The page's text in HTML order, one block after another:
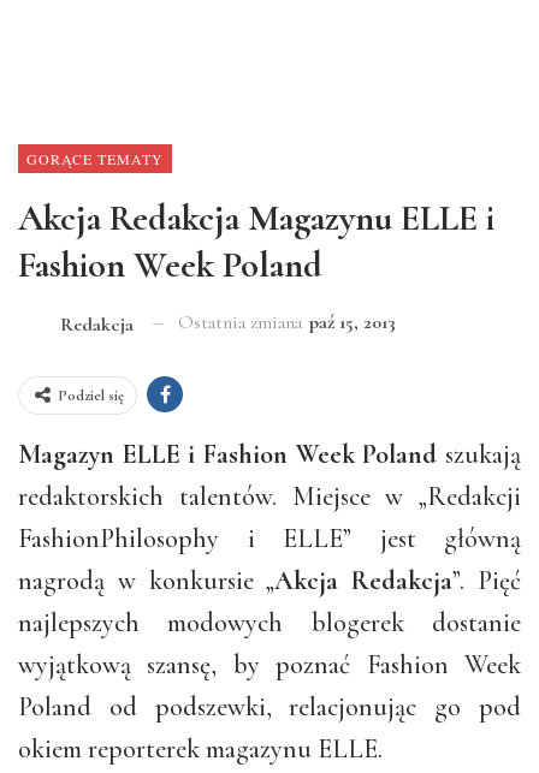
GORĄCE TEMATY
Akcja Redakcja Magazynu ELLE i
Fashion Week Poland
Redakcja Ostatnia zmiana paź 15, 2013
Podziel się
Magazyn ELLE i Fashion Week Poland szukają
redaktorskich talentów. Miejsce w „Redakcji
FashionPhilosophy i ELLE” jest główną
nagrodą w konkursie „Akcja Redakcja”. Pięć
najlepszych modowych blogerek dostanie
wyjątkową szansę, by poznać Fashion Week
Poland od podszewki, relacjonując go pod
okiem reporterek magazynu ELLE.